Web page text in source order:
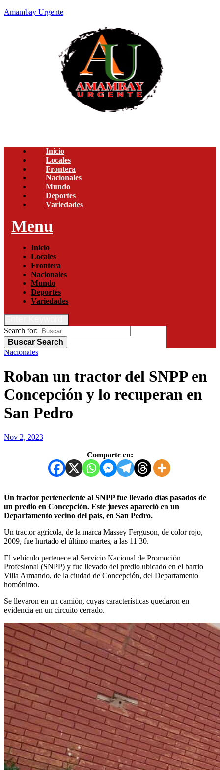
Amambay Urgente
Inicio
Locales
Frontera
Nacionales
Mundo
Deportes
Variedades
Menu
Inicio
Locales
Frontera
Nacionales
Mundo
Deportes
Variedades
Search for:
Buscar Search
Nacionales
Roban un tractor del SNPP en
Concepción y lo recuperan en
San Pedro
Nov 2, 2023
Comparte en:
Un tractor perteneciente al SNPP fue llevado días pasados de
un predio en Concepción. Este jueves apareció en un
Departamento vecino del país, en San Pedro.
Un tractor agrícola, de la marca Massey Ferguson, de color rojo,
2009, fue hurtado el último martes, a las 11:30.
El vehículo pertenece al Servicio Nacional de Promoción
Profesional (SNPP) y fue llevado del predio ubicado en el barrio
Villa Armando, de la ciudad de Concepción, del Departamento
homónimo.
Se llevaron en un camión, cuyas características quedaron en
evidencia en un circuito cerrado.